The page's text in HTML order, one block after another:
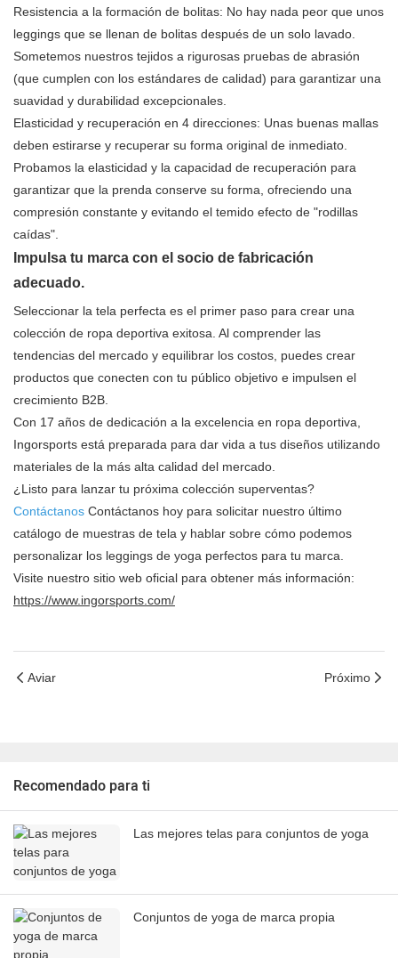
Resistencia a la formación de bolitas: No hay nada peor que unos
leggings que se llenan de bolitas después de un solo lavado.
Sometemos nuestros tejidos a rigurosas pruebas de abrasión
(que cumplen con los estándares de calidad) para garantizar una
suavidad y durabilidad excepcionales.
Elasticidad y recuperación en 4 direcciones: Unas buenas mallas
deben estirarse y recuperar su forma original de inmediato.
Probamos la elasticidad y la capacidad de recuperación para
garantizar que la prenda conserve su forma, ofreciendo una
compresión constante y evitando el temido efecto de "rodillas
caídas".
Impulsa tu marca con el socio de fabricación
adecuado.
Seleccionar la tela perfecta es el primer paso para crear una
colección de ropa deportiva exitosa. Al comprender las
tendencias del mercado y equilibrar los costos, puedes crear
productos que conecten con tu público objetivo e impulsen el
crecimiento B2B.
Con 17 años de dedicación a la excelencia en ropa deportiva,
Ingorsports está preparada para dar vida a tus diseños utilizando
materiales de la más alta calidad del mercado.
¿Listo para lanzar tu próxima colección superventas?
Contáctanos Contáctanos hoy para solicitar nuestro último
catálogo de muestras de tela y hablar sobre cómo podemos
personalizar los leggings de yoga perfectos para tu marca.
Visite nuestro sitio web oficial para obtener más información:
https://www.ingorsports.com/
Aviar Próximo
Recomendado para ti
Las mejores telas para conjuntos de yoga
Conjuntos de yoga de marca propia